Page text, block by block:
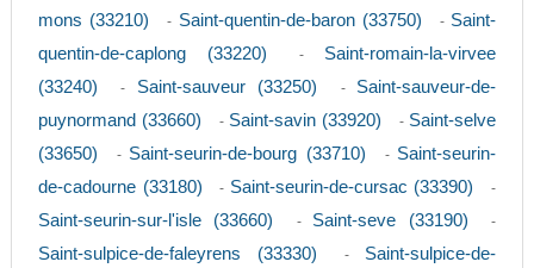
mons (33210)
- Saint-quentin-de-baron (33750) - Saint-
quentin-de-caplong (33220)
- Saint-romain-la-virvee
(33240)
- Saint-sauveur (33250) - Saint-sauveur-de-
puynormand (33660)
- Saint-savin (33920) - Saint-selve
(33650)
- Saint-seurin-de-bourg (33710) - Saint-seurin-
de-cadourne (33180)
- Saint-seurin-de-cursac (33390) -
Saint-seurin-sur-l'isle (33660) - Saint-seve (33190) -
Saint-sulpice-de-faleyrens (33330) - Saint-sulpice-de-